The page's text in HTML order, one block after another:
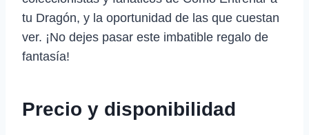
tu Dragón, y la oportunidad de las que cuestan
ver. ¡No dejes pasar este imbatible regalo de
fantasía!
Precio y disponibilidad